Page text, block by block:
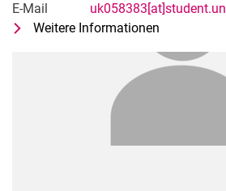
E-Mail
Weitere Informationen